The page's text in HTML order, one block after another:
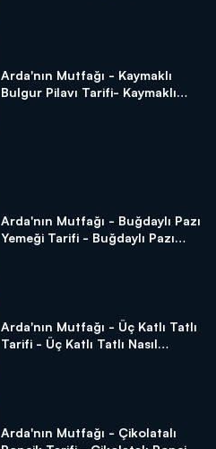
Arda'nın Mutfağı - Kaymaklı
Bulgur Pilavı Tarifi- Kaymaklı
Arda'nın Mutfağı - Buğdaylı Pazı
Yemeği Tarifi - Buğdaylı Pazı
Arda'nın Mutfağı - Üç Katlı Tatlı
Tarifi - Üç Katlı Tatlı Nasıl
Arda'nın Mutfağı - Çikolatalı